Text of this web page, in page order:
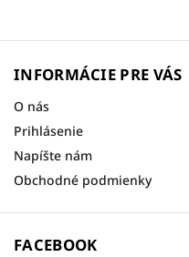
INFORMÁCIE PRE VÁS
O nás
Prihlásenie
Napíšte nám
Obchodné podmienky
FACEBOOK